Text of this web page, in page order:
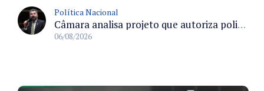
Política Nacional
Câmara analisa projeto que autoriza policiais civis embarcarem armados em aeronaves civis mediante regras
06/08/2026